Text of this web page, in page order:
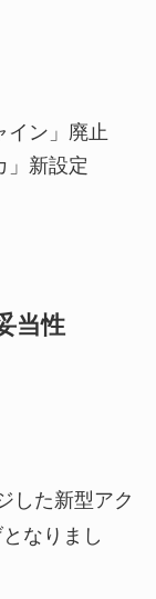
イン」廃止
」新設定
当性
した新型アク
なりまし